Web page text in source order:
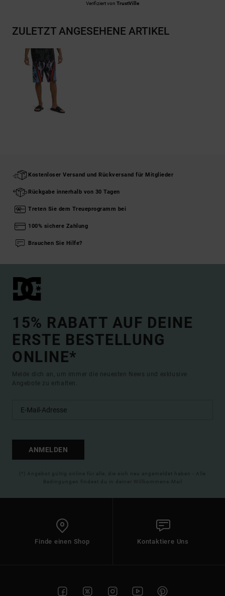
Verifiziert von TrustVille
ZULETZT ANGESEHENE ARTIKEL
Kostenloser Versand und Rückversand für Mitglieder
Rückgabe innerhalb von 30 Tagen
Treten Sie dem Treueprogramm bei
100% sichere Zahlung
Brauchen Sie Hilfe?
15% RABATT AUF DEINE
ERSTE BESTELLUNG
ONLINE*
Melde dich an, um immer die neuesten News und exklusive
Angebote zu erhalten.
ANMELDEN
(*) Angebot gültig online für alle, die sich neu angemeldet haben - Alle
Bedingungen findest du in deiner Willkommens-Mail
Finde einen Shop Kontaktiere Uns